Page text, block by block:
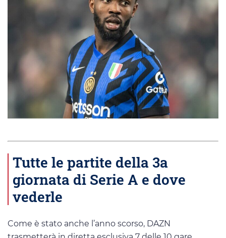
Tutte le partite della 3a
giornata di Serie A e dove
vederle
Come è stato anche l’anno scorso, DAZN